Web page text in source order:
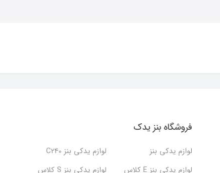
فروشگاه بنز یدک
لوازم یدکی بنز
لوازم یدکی بنز C240
لوازم یدکی بنز E کلاس
لوازم یدکی بنز S کلاس